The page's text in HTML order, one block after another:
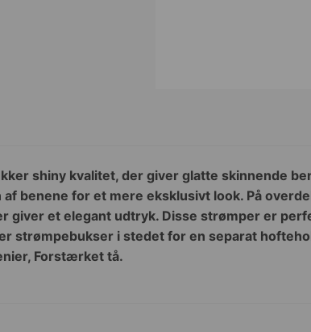
shiny kvalitet, der giver glatte skinnende
af benene for et mere eksklusivt look. På
giver et elegant udtryk. Disse strømper er
strømpebukser i stedet for en separat
Forstærket tå.